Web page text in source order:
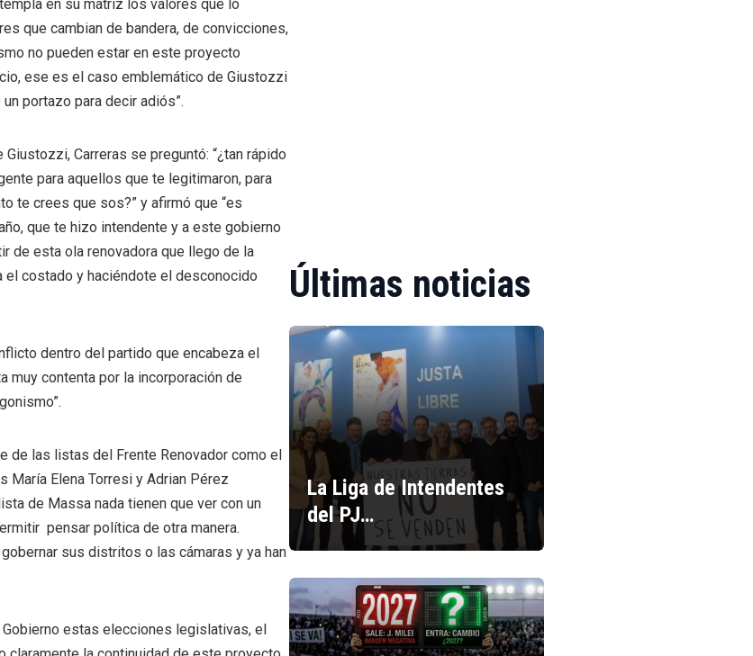
en su matriz los valores que lo
que cambian de bandera, de convicciones,
no pueden estar en este proyecto
ese es el caso emblemático de Giustozzi
portazo para decir adiós”.
Carreras se preguntó: “¿tan rápido
para aquellos que te legitimaron, para
te crees que sos?” y afirmó que “es
que te hizo intendente y a este gobierno
de esta ola renovadora que llego de la
el costado y haciéndote el desconocido
dentro del partido que encabeza el
muy contenta por la incorporación de
las listas del Frente Renovador como el
María Elena Torresi y Adrian Pérez
de Massa nada tienen que ver con un
pensar política de otra manera.
sus distritos o las cámaras y ya han
estas elecciones legislativas, el
Últimas noticias
La Liga de Intendentes
del PJ…